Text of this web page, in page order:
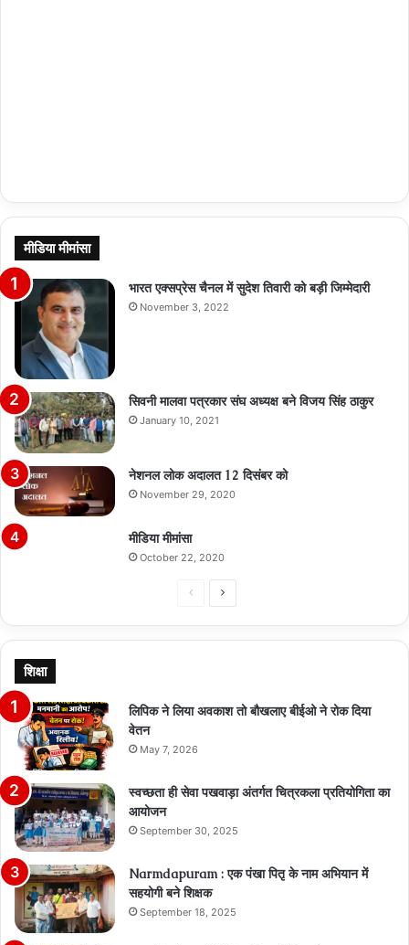
मीडिया मीमांसा
भारत एक्सप्रेस चैनल में सुदेश तिवारी को बड़ी जिम्मेदारी
November 3, 2022
सिवनी मालवा पत्रकार संघ अध्यक्ष बने विजय सिंह ठाकुर
January 10, 2021
नेशनल लोक अदालत 12 दिसंबर को
November 29, 2020
मीडिया मीमांसा
October 22, 2020
PreviousNext
शिक्षा
लिपिक ने लिया अवकाश तो बौखलाए बीईओ ने रोक दिया
वेतन
May 7, 2026
स्वच्छता ही सेवा पखवाड़ा अंतर्गत चित्रकला प्रतियोगिता का
आयोजन
September 30, 2025
Narmdapuram : एक पंखा पितृ के नाम अभियान में
सहयोगी बने शिक्षक
September 18, 2025